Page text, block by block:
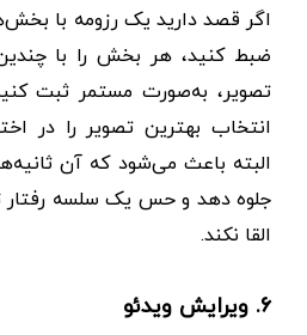
اگر قصد دارید یک رزومه با
ضبط کنید، هر بخش را با
تصویر، به‌صورت مستمر ثبت
انتخاب بهترین تصویر را در
البته باعث می‌شود که آن
جلوه دهد و حس یک سلسه رفتار
القا نکند.
۶. ویرایش ویدئو